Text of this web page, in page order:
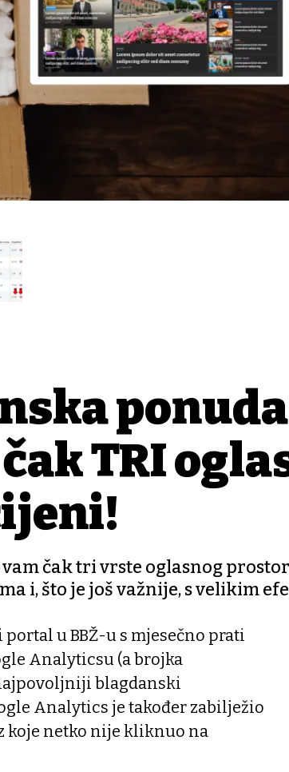
ponuda
TRI
čak tri vrste oglasnog
i, što je još važnije, s velikim
u BBŽ-u s mjesečno prati
Analyticsu (a brojka
blagdanski
Analytics je također zabilježio
koje netko nije kliknuo na